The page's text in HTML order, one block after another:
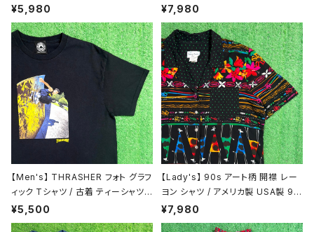
カジュアルパンツ
スラックス
ハーフパンツ
ワンピース
長袖
サロペット / オールインワン / セットアップ
スウェット / パーカー
ジャケット / アウター
¥5,980
アメリカ製 USA製 90年代 古着 レ
ディース 総柄 Tシャツ ティーシャツ
T-Shirt 2177
¥7,980
【Men's】 THRASHER フォト グラフ
ィック Tシャツ / 古着 ティーシャツ
T-Shirt スラッシャー N1468
¥5,500
【Lady's】 90s アート柄 開襟 レー
ヨン シャツ / アメリカ製 USA製 90
年代 古着 半袖 レディース 総柄 柄
シャツ N1446
¥7,980